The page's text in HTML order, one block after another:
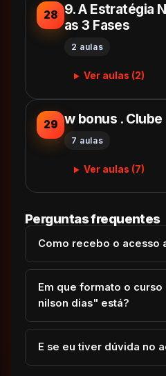
28 9. A Estratégia
as 3 Fases
2 aulas
Ver aulas (2)
29 w bonus .
7 aulas
Ver aulas (7)
Perguntas frequentes
Como recebo o acesso
Em que formato o
nilson dias" está?
E se eu tiver dúvida no